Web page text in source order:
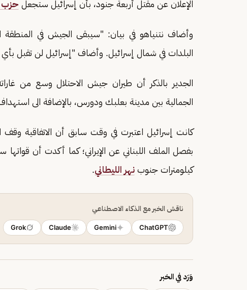
الإعلان عن مقتل أربعة جنود، بأن إسرائيل ستجعل حزب
وأضاف نتنياهو في بيان: "سيبقى الجيش في المنطقة
البلدات في شمال إسرائيل. وأضاف "إسرائيل لن تقبل
الجدير بالذكر أن طيران جيش الاحتلال وسع من
الجمالية بين مدينة بعلبك ودورس، بالإضافة الى
كانت إسرائيل اعتبرت في وقت سابق أن الاتفاقية وقف
كيلومترات جنوب نهر الليطاني.
ناقش الخبر مع الذكاء الاصطناعي
ChatGPT
Gemini
Claude
Grok
وَرَد في الخبر